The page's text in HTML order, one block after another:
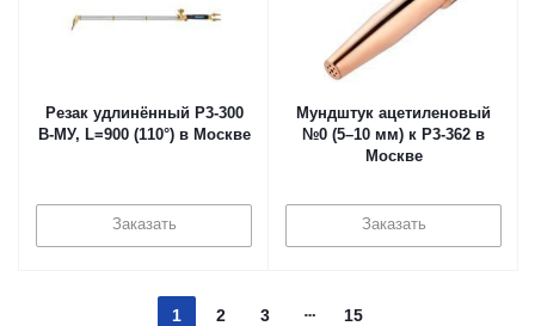
Резак удлинённый Р3-300
В-МУ, L=900 (110°) в Москве
Заказать
Мундштук ацетиленовый
№0 (5–10 мм) к Р3-362 в
Москве
Заказать
1 2 3 15